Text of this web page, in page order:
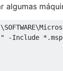
algumas
-Include